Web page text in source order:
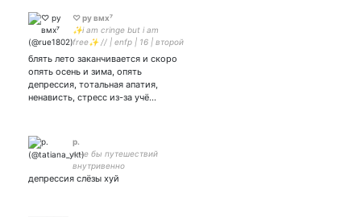
♡ ру вмх⁷
✨i am cringe but i am
free✨ // | enfp | 16 | второй
блять лето заканчивается и скоро
опять осень и зима, опять
депрессия, тотальная апатия,
ненависть, стресс из-за учё…
p.
мне бы путешествий
внутривенно
депрессия слёзы хуй